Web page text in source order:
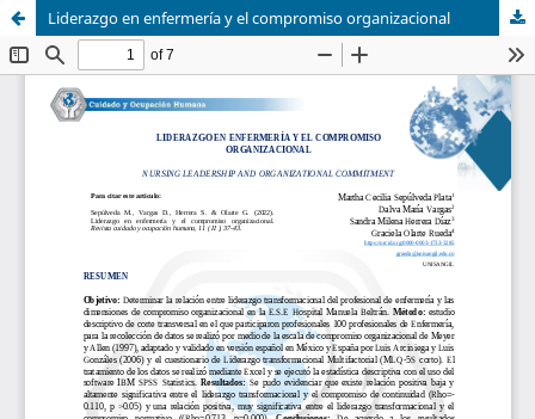
Liderazgo en enfermería y el compromiso organizacional